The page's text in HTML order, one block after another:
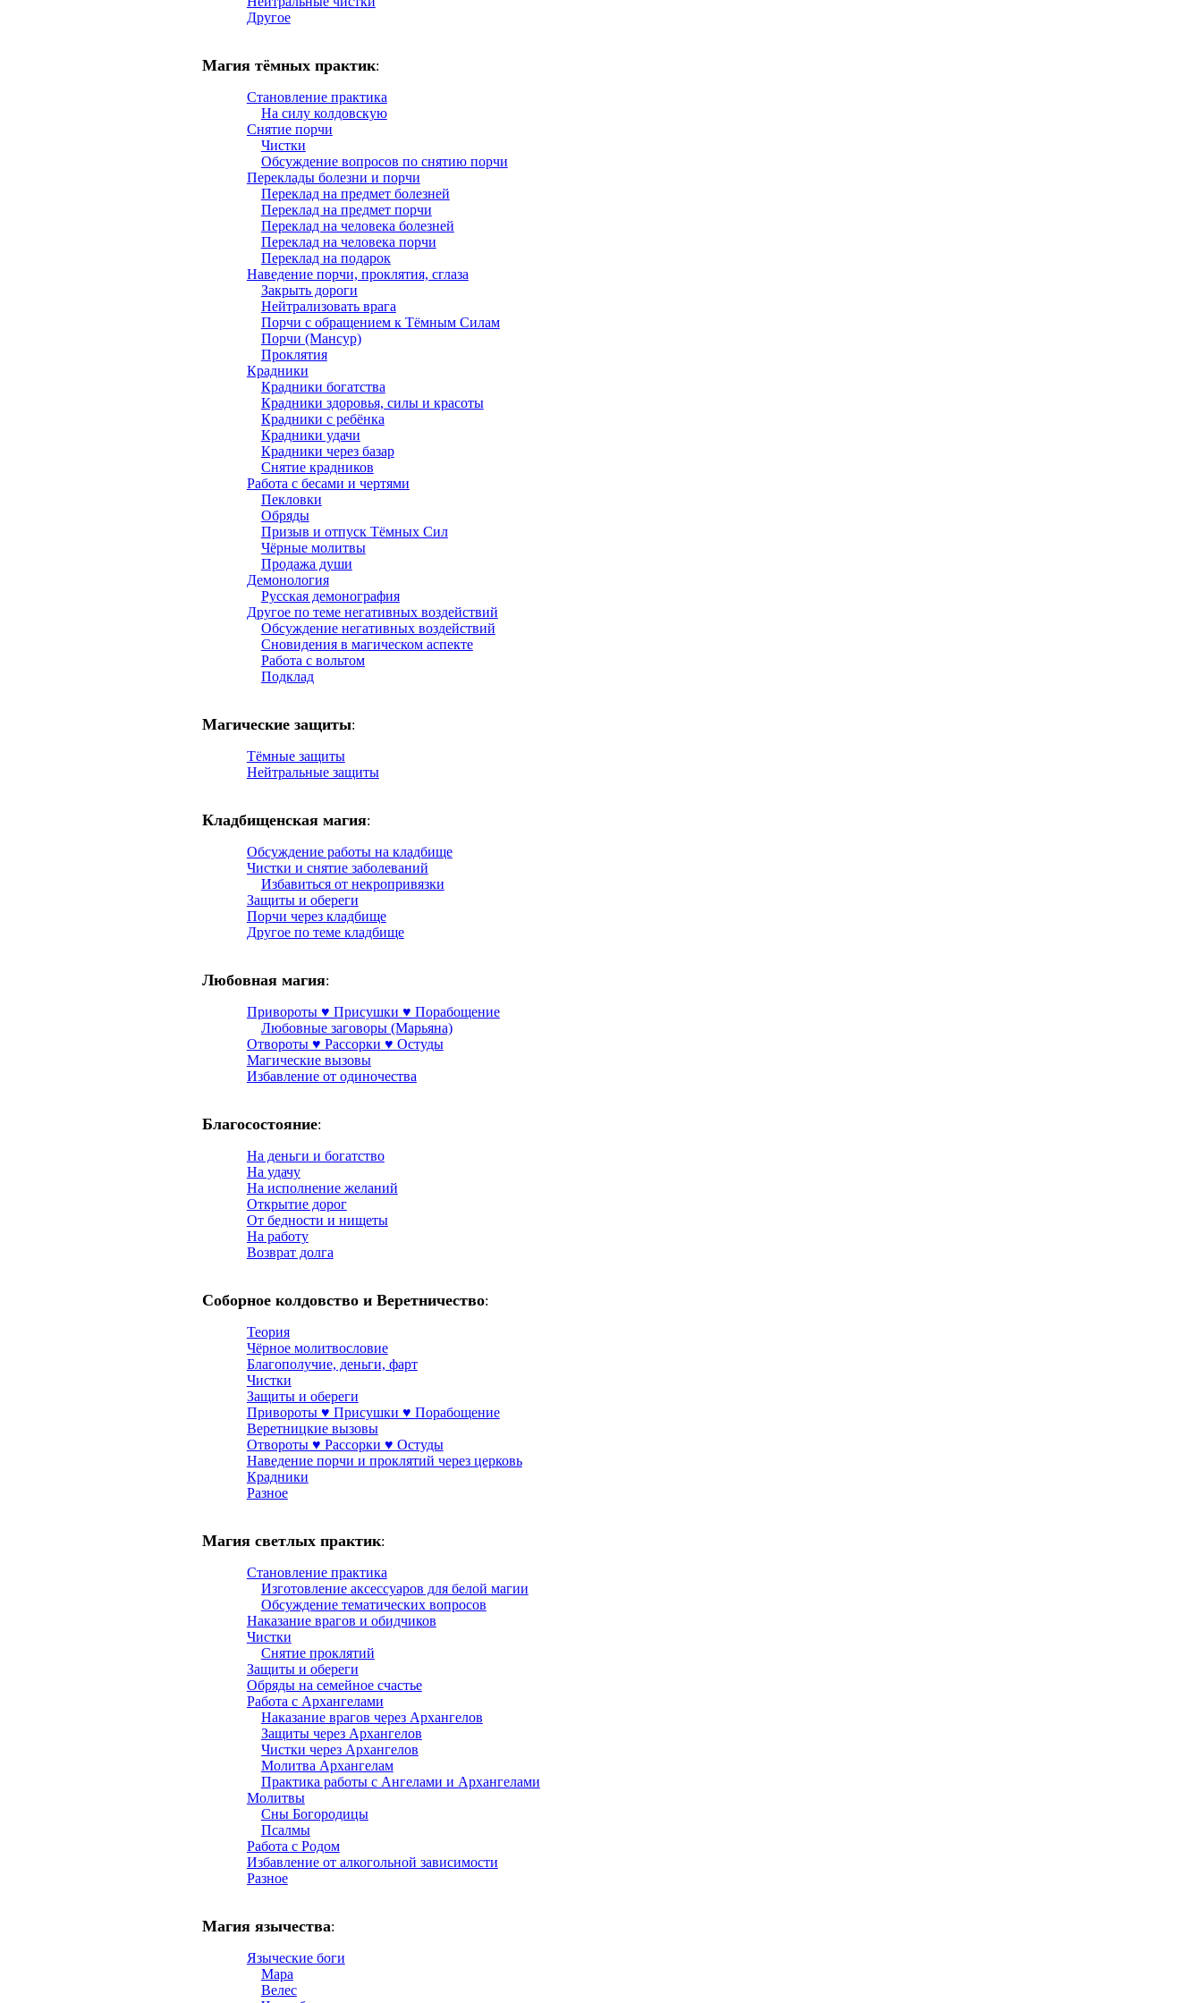
Другое
Магия тёмных практик:
Становление практика
На силу колдовскую
Снятие порчи
Чистки
Обсуждение вопросов по снятию порчи
Переклады болезни и порчи
Переклад на предмет болезней
Переклад на предмет порчи
Переклад на человека болезней
Переклад на человека порчи
Переклад на подарок
Наведение порчи, проклятия, сглаза
Закрыть дороги
Нейтрализовать врага
Порчи с обращением к Тёмным Силам
Порчи (Мансур)
Проклятия
Крадники
Крадники богатства
Крадники здоровья, силы и красоты
Крадники с ребёнка
Крадники удачи
Крадники через базар
Снятие крадников
Работа с бесами и чертями
Пекловки
Обряды
Призыв и отпуск Тёмных Сил
Чёрные молитвы
Продажа души
Демонология
Русская демонография
Другое по теме негативных воздействий
Обсуждение негативных воздействий
Сновидения в магическом аспекте
Работа с вольтом
Подклад
Магические защиты:
Тёмные защиты
Нейтральные защиты
Кладбищенская магия:
Обсуждение работы на кладбище
Чистки и снятие заболеваний
Избавиться от некропривязки
Защиты и обереги
Порчи через кладбище
Другое по теме кладбище
Любовная магия:
Привороты ♥ Присушки ♥ Порабощение
Любовные заговоры (Марьяна)
Отвороты ♥ Рассорки ♥ Остуды
Магические вызовы
Избавление от одиночества
Благосостояние:
На деньги и богатство
На удачу
На исполнение желаний
Открытие дорог
От бедности и нищеты
На работу
Возврат долга
Соборное колдовство и Веретничество:
Теория
Чёрное молитвословие
Благополучие, деньги, фарт
Чистки
Защиты и обереги
Привороты ♥ Присушки ♥ Порабощение
Веретницкие вызовы
Отвороты ♥ Рассорки ♥ Остуды
Наведение порчи и проклятий через церковь
Крадники
Разное
Магия светлых практик:
Становление практика
Изготовление аксессуаров для белой магии
Обсуждение тематических вопросов
Наказание врагов и обидчиков
Чистки
Снятие проклятий
Защиты и обереги
Обряды на семейное счастье
Работа с Архангелами
Наказание врагов через Архангелов
Защиты через Архангелов
Чистки через Архангелов
Молитва Архангелам
Практика работы с Ангелами и Архангелами
Молитвы
Сны Богородицы
Псалмы
Работа с Родом
Избавление от алкогольной зависимости
Разное
Магия язычества:
Языческие боги
Мара
Велес